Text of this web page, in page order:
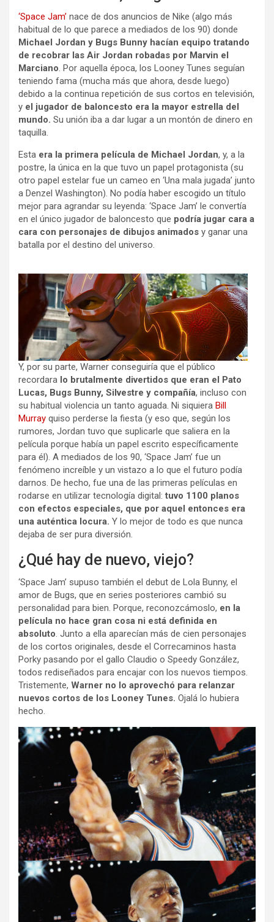
‘Space Jam’ nace de dos anuncios de Nike (algo más
habitual de lo que parece a mediados de los 90) donde
Michael Jordan y Bugs Bunny hacían equipo tratando
de recobrar las Air Jordan robadas por Marvin el
Marciano. Por aquella época, los Looney Tunes seguían
teniendo fama (mucha más que ahora, desde luego)
debido a la continua repetición de sus cortos en televisión,
y el jugador de baloncesto era la mayor estrella del
mundo. Su unión iba a dar lugar a un montón de dinero en
taquilla.
Esta era la primera película de Michael Jordan, y, a la
postre, la única en la que tuvo un papel protagonista (su
otro papel estelar fue un cameo en ‘Una mala jugada’ junto
a Denzel Washington). No podía haber escogido un título
mejor para agrandar su leyenda: ‘Space Jam’ le convertía
en el único jugador de baloncesto que podría jugar cara a
cara con personajes de dibujos animados y ganar una
batalla por el destino del universo.
Y, por su parte, Warner conseguiría que el público
recordara lo brutalmente divertidos que eran el Pato
Lucas, Bugs Bunny, Silvestre y compañía, incluso con
su habitual violencia un tanto aguada. Ni siquiera Bill
Murray quiso perderse la fiesta (y eso que, según los
rumores, Jordan tuvo que suplicarle que saliera en la
película porque había un papel escrito específicamente
para él). A mediados de los 90, ‘Space Jam’ fue un
fenómeno increíble y un vistazo a lo que el futuro podía
darnos. De hecho, fue una de las primeras películas en
rodarse en utilizar tecnología digital:tuvo 1100 planos
con efectos especiales, que por aquel entonces era
una auténtica locura. Y lo mejor de todo es que nunca
dejaba de ser pura diversión.
¿Qué hay de nuevo, viejo?
‘Space Jam’ supuso también el debut de Lola Bunny, el
amor de Bugs, que en series posteriores cambió su
personalidad para bien. Porque, reconozcámoslo, en la
película no hace gran cosa ni está definida en
absoluto. Junto a ella aparecían más de cien personajes
de los cortos originales, desde el Correcaminos hasta
Porky pasando por el gallo Claudio o Speedy González,
todos rediseñados para encajar con los nuevos tiempos.
Tristemente, Warner no lo aprovechó para relanzar
nuevos cortos de los Looney Tunes. Ojalá lo hubiera
hecho.